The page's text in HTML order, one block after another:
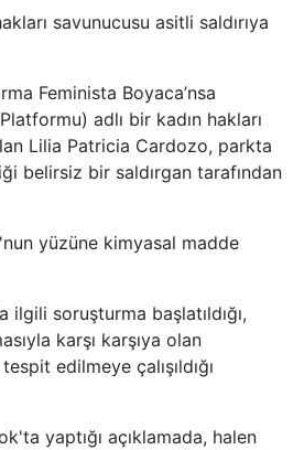
savunucusu asitli saldırıya
Feminista Boyaca’nsa
adlı bir kadın hakları
Lilia Patricia Cardozo, parkta
belirsiz bir saldırgan tarafından
yüzüne kimyasal madde
ilgili soruşturma başlatıldığı,
karşı karşıya olan
edilmeye çalışıldığı
yaptığı açıklamada, halen